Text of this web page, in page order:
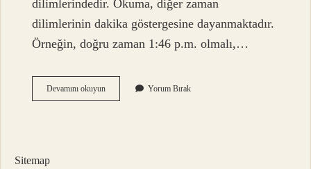
dilimlerindedir. Okuma, diğer zaman
dilimlerinin dakika göstergesine dayanmaktadır.
Örneğin, doğru zaman 1:46 p.m. olmalı,…
Devamını okuyunDe
Mi
Yorum Bırak
Sitemap